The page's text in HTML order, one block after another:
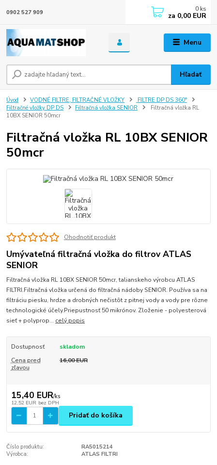
Menu
Hľadať
0902 527 909 0 ks
za 0,00 EUR
Úvod VODNÉ FILTRE, FILTRAČNÉ VLOŽKY
FILTRE DP DS 360°
Filtračné vložky DP DS
Filtračná vložka SENIOR
Filtračná vložka RL
10BX SENIOR 50mcr
Filtračná vložka RL 10BX SENIOR
50mcr
Ohodnotiť produkt
Umývateľná filtračná vložka do filtrov ATLAS
SENIOR
Filtračná vložka RL 10BX SENIOR 50mcr, talianskeho výrobcu ATLAS
FILTRI.Filtračná vložka určená do filtračná nádoby SENIOR. Používa sa na
filtráciu piesku, hrdze a drobných nečistôt z pitnej vody a vody pre rôzne
technologické účely.Priepustnosť 50 mikrónov. Zloženie - polyesterová
sieť + polyprop... celý popis
Dostupnosť
skladom
Cena pred
zľavou
16,00 EUR
15,40 EUR/ks
12,52 EUR bez DPH
Pridať do košíka
Číslo produktu:
RA5015214
Výrobca:
ATLAS FILTRI